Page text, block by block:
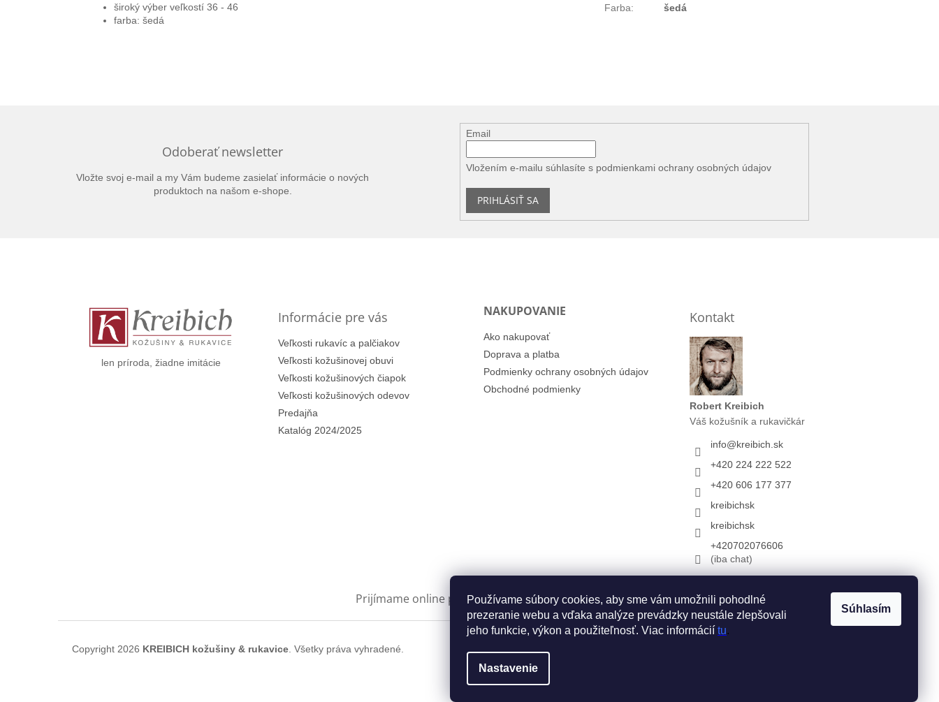
Používame súbory cookies, aby sme vám umožnili pohodlné
prezeranie webu a vďaka analýze prevádzky neustále zlepšovali
jeho funkcie, výkon a použiteľnosť. Viac informácií tu.
Nastavenie
Súhlasím
široký výber veľkostí 36 - 46
farba: šedá
Farba: šedá
Odoberať newsletter
Vložte svoj e-mail a my Vám budeme zasielať informácie o nových
produktoch na našom e-shope.
Email
Vložením e-mailu súhlasíte s podmienkami ochrany osobných údajov
PRIHLÁSIŤ SA
len príroda, žiadne imitácie
Informácie pre vás
Veľkosti rukavíc a palčiakov
Veľkosti kožušinovej obuvi
Veľkosti kožušinových čiapok
Veľkosti kožušinových odevov
Predajňa
Katalóg 2024/2025
NAKUPOVANIE
Ako nakupovať
Doprava a platba
Podmienky ochrany osobných údajov
Obchodné podmienky
Kontakt
Robert Kreibich
Váš kožušník a rukavičkár
info@kreibich.sk
+420 224 222 522
+420 606 177 377
kreibichsk
kreibichsk
+420702076606
(iba chat)
Prijímame online platby
Copyright 2026 KREIBICH kožušiny & rukavice. Všetky práva vyhradené.